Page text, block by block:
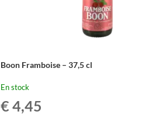
Boon Framboise – 37,5 cl
En stock
€ 4,45